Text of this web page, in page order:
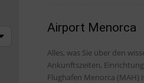
Airport Menorca
Alles, was Sie über den wissen müssen: Abflug- und
Ankunftszeiten,
Flughafen Menorca (MAH)